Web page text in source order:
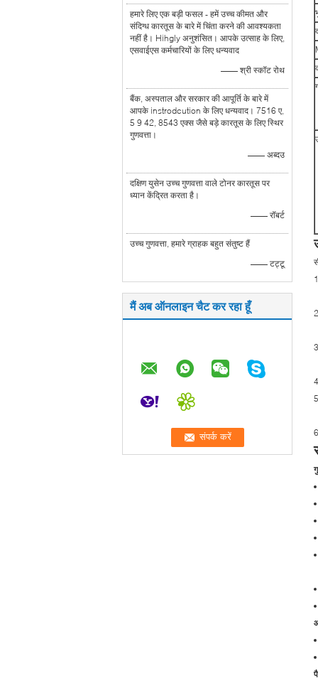
हमारे लिए एक बड़ी फसल - हमें उच्च कीमत और
संदिग्ध कारतूस के बारे में चिंता करने की आवश्यकता
नहीं है। Hihgly अनुशंसित। आपके उत्साह के लिए,
एसवाईएस कर्मचारियों के लिए धन्यवाद
—— श्री स्कॉट रोथ
बैंक, अस्पताल और सरकार की आपूर्ति के बारे में
आपके instrodcution के लिए धन्यवाद। 7516 ए,
5 9 42, 8543 एक्स जैसे बड़े कारतूस के लिए स्थिर
गुणवत्ता।
—— अब्दउ
दक्षिण युसेन उच्च गुणवत्ता वाले टोनर कारतूस पर
ध्यान केंद्रित करता है।
—— रॉबर्ट
उच्च गुणवत्ता, हमारे ग्राहक बहुत संतुष्ट हैं
—— टट्टू
मैं अब ऑनलाइन चैट कर रहा हूँ